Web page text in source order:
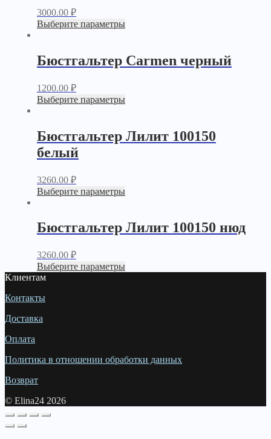
3000.00 ₽
Выберите параметры
Бюстгальтер Carmen черный
1200.00 ₽
Выберите параметры
Бюстгальтер Лилит 100150
белый
3260.00 ₽
Выберите параметры
Бюстгальтер Лилит 100150 нюд
3260.00 ₽
Выберите параметры
Клиентам
Контакты
Доставка
Оплата
Политика в отношении обработки данных
Возврат
© Elina24 2026